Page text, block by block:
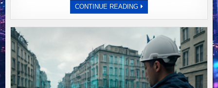
CONTINUE READINGESG-
KRITERIEN:
SCHLÜSSEL
NACHHALTIGEN
FÜR
UMWELT,
SOZIALE
VERANTWORTUNG
UND
GUTE